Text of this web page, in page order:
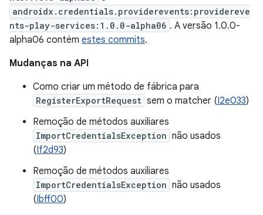
androidx.credentials.providerevents:providereve
nts-play-services:1.0.0-alpha06 . A versão 1.0.0-
alpha06 contém estes commits.
Mudanças na API
Como criar um método de fábrica para
RegisterExportRequest sem o matcher (I2e033)
Remoção de métodos auxiliares
ImportCredentialsException não usados
(If2d93)
Remoção de métodos auxiliares
ImportCredentialsException não usados
(Ibff00)